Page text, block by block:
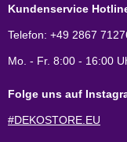
Kundenservice
Telefon: +49 2867
Mo. - Fr. 8:00 - 16:00
Folge uns auf
#DEKOSTORE.EU